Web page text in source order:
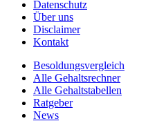
Datenschutz
Über uns
Disclaimer
Kontakt
Besoldungsvergleich
Alle Gehaltsrechner
Alle Gehaltstabellen
Ratgeber
News